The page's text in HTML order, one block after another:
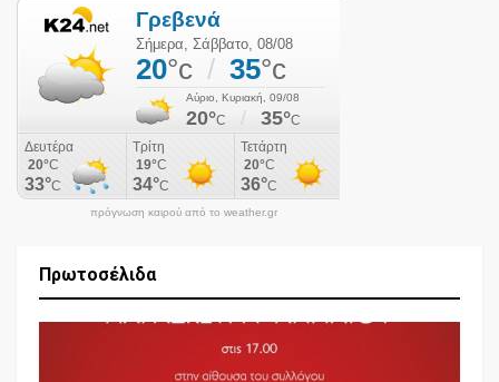
πρόγνωση καιρού από το weather.gr
Πρωτοσέλιδα